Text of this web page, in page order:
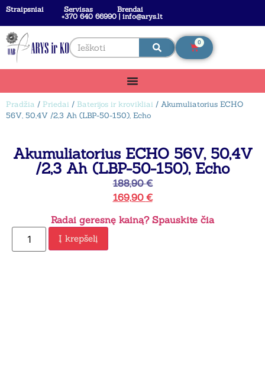
Straipsniai Servisas
Brendai
+370 640 66990 | info@arys.lt
0
Pradžia / Priedai / Baterijos ir krovikliai / Akumuliatorius ECHO
56V, 50,4V /2,3 Ah (LBP-50-150), Echo
Akumuliatorius ECHO 56V, 50,4V
/2,3 Ah (LBP-50-150), Echo
188,90€
169,90 €
Radai geresnę kainą? Spauskite čia
Į krepšelį